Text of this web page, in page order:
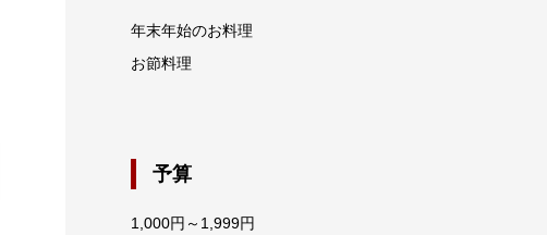
年末年始のお料理
お節料理
予算
1,000円～1,999円